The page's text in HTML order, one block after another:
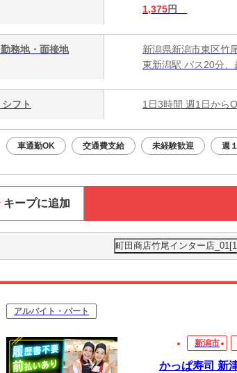
1,375円
勤務地・面接地
新潟県新潟市東区竹
東新潟駅 バス20分
シフト 1日3時間 週1日から
車通勤OK 交通費支給 未経験歓迎 週
キープに追加
町田商店竹尾インター店
アルバイト・パート
新潟市
かっぱ寿司 新